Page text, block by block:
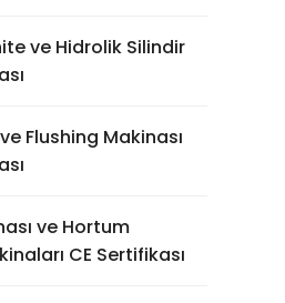
ve Hidrolik Silindir
Flushing Makinası
ve Hortum
CE Sertifikası